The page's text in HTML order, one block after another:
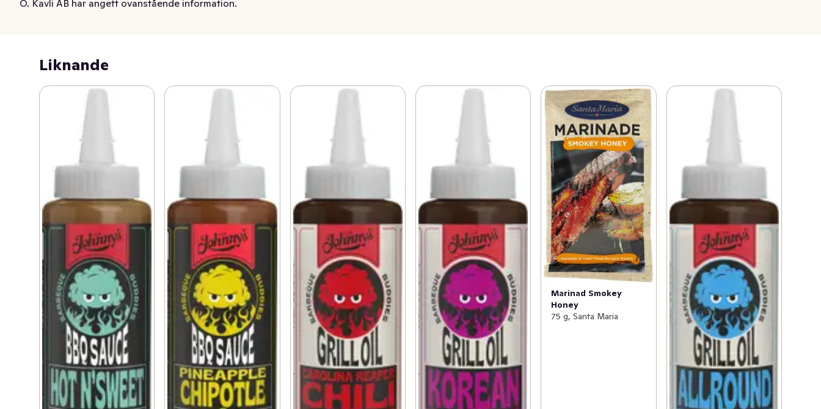
O. Kavli AB har angett ovanstående information.
Liknande
Marinad Smokey
Honey
75 g, Santa Maria